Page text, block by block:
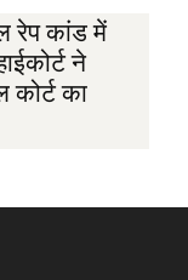
रेप कांड में
ने
कोर्ट का